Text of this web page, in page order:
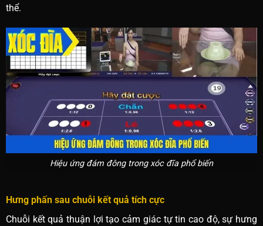
thể.
Hiệu ứng đám đông trong xóc đĩa phổ biến
Hưng phấn sau chuỗi kết quả tích cực
Chuỗi kết quả thuận lợi tạo cảm giác tự tin cao độ, sự hưng